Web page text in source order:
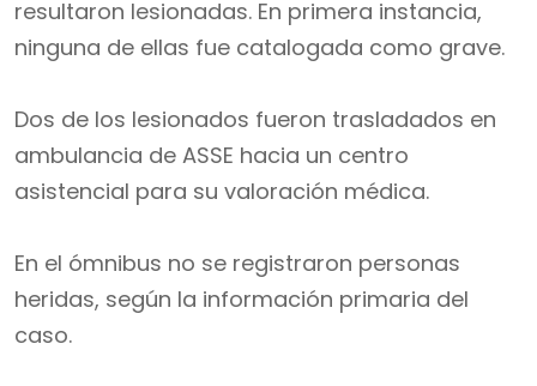
resultaron lesionadas. En primera instancia,
ninguna de ellas fue catalogada como grave.
Dos de los lesionados fueron trasladados en
ambulancia de ASSE hacia un centro
asistencial para su valoración médica.
En el ómnibus no se registraron personas
heridas, según la información primaria del
caso.